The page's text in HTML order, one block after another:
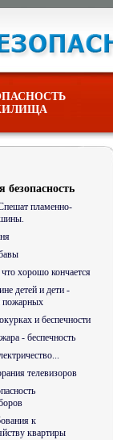
безопасность
пламенно-
хорошо кончается
детей и дети -
и беспечности
- беспечность
телевизоров
к
квартиры